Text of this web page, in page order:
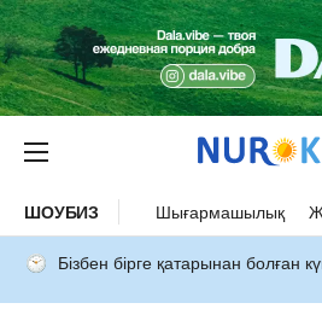
ШОУБИЗ Шығармашылық
Бізбен бірге қатарынан болған